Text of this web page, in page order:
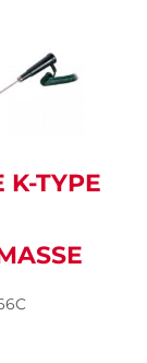
K-TYPE